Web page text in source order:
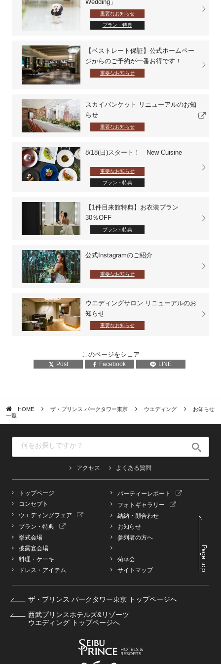
Wedding」
重要なお知らせ
プラン・特典
【ベストレート保証】公式ホームペー
ジからのご予約が一番お得です！
重要なお知らせ
スカイバンケット リニューアルのお知
らせ
重要なお知らせ
8/18(日)スタート！ New Cuisine
重要なお知らせ
プラン・特典
【1件目来館特典】お衣装プラン
30％OFF
プラン・特典
公式Instagramのご紹介
重要なお知らせ
ウエディングサロン リニューアルのお
知らせ
重要なお知らせ
このページをシェア
Post Facebook LINE
HOME ザ・プリンス パークタワー東京 ウエディング
お知らせ
一覧
アクセス よくある質問
トップページ
コンセプト
ウエディングフェア
プラン・特典
挙式会場
披露宴会場
料理・ケーキ
ドレス・アイテム
パーティーレポート
フォトギャラリー
結納・顔合わせ
お知らせ
参列者の方へ
菊華会
サイトマップ
ザ・プリンス パークタワー東京 トップページへ
西武プリンスホテルズ&リゾーツ
ウエディング トップページへ